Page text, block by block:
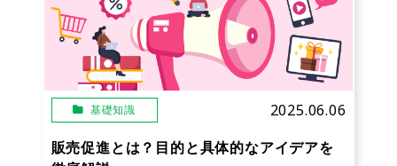
基礎知識
2025.06.06
販売促進とは？目的と具体的なアイデアを